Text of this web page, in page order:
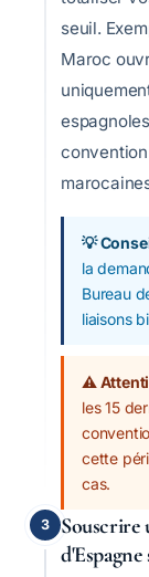
seuil.
Maroc
💡
la
Bureau
liaisons
⚠️
les 15
cette
cas.
3
Souscrire